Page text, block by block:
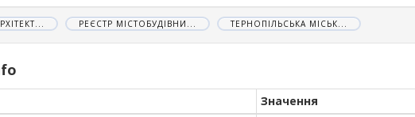
РЕЄСТР МІСТОБУДІВНИ... ТЕРНОПІЛЬСЬКА МІСЬК...
Значення